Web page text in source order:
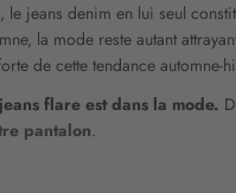
le jeans denim en lui seul
la mode reste autant
de cette tendance automne-
flare est dans la mode.
pantalon.